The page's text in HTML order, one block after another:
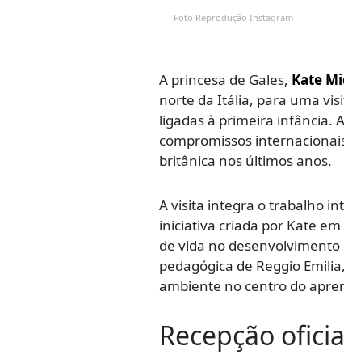
Foto Reprodução Instagram
A princesa de Gales, Kate
norte da Itália, para uma
ligadas à primeira infância.
compromissos
britânica nos últimos anos.
A visita integra o trabalho
iniciativa criada por Kate
de vida no
pedagógica de Reggio
ambiente no centro do
Recepção